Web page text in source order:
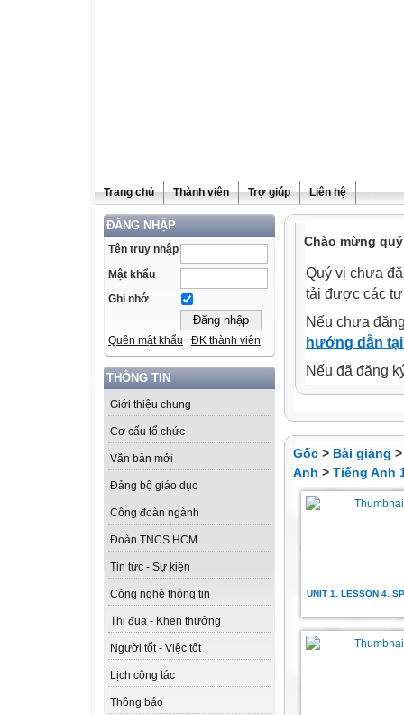
Trang chủ Thành viên Trợ giúp Liên hệ
ĐĂNG NHẬP
Tên truy nhập
Mật khẩu
Ghi nhớ
Quên mật khẩu ĐK thành viên
THÔNG TIN
Giới thiệu chung
Cơ cấu tổ chức
Văn bản mới
Đảng bộ giáo dục
Công đoàn ngành
Đoàn TNCS HCM
Tin tức - Sự kiện
Công nghệ thông tin
Thi đua - Khen thưởng
Người tốt - Việc tốt
Lịch công tác
Thông báo
Chào mừng
Quý vị chưa
tải được các
Nếu chưa
hướng dẫn
Nếu đã đăng
Gốc > Bài giảng
Anh > Tiếng Anh
UNIT 1. LESSON 4.